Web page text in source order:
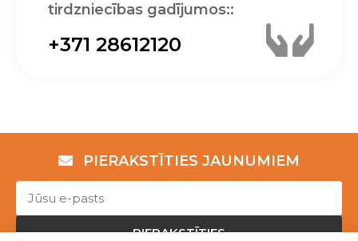
tirdzniecības gadījumos::
+371 28612120
PIERAKSTĪTIES JAUNUMIEM
PIERAKSTĪTIES